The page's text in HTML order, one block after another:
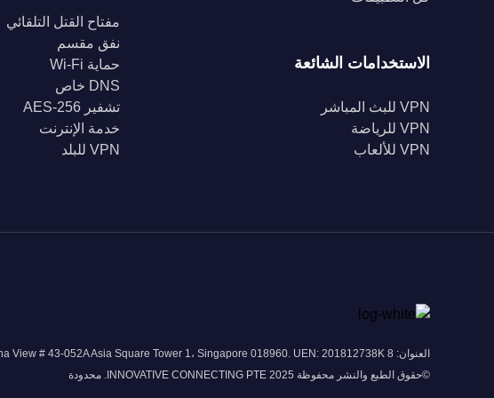
الاستخدامات الشائعة
VPN للبث المباشر
VPN للرياضة
VPN للألعاب
مفتاح القتل التلقائي
نفق مقسم
حماية Wi-Fi
DNS خاص
تشفير AES-256
خدمة الإنترنت
VPN للبلد
العنوان: 8 Marina View # 43-052A Asia Square Tower 1، Singapore 018960. UEN: 201812738K
©حقوق الطبع والنشر محفوظة 2025 INNOVATIVE CONNECTING PTE. محدودة